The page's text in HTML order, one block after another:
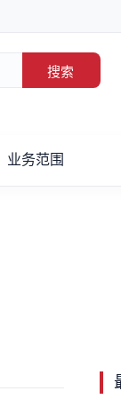
搜索
业务范围